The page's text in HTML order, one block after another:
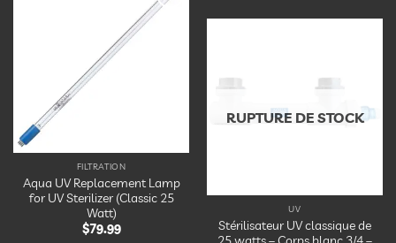
Ajouter
FILTRATION
Aqua UV Replacement Lamp
for UV Sterilizer (Classic 25
Watt)
$79.99
RUPTURE DE STOCK
UV
Stérilisateur UV classique de
25 watts – Corps blanc 3/4 –